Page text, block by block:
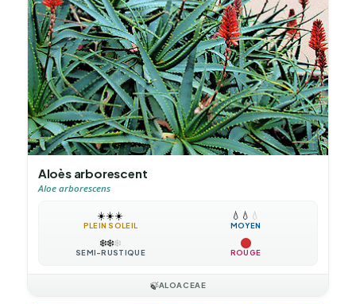
Aloès arborescent
Aloe arborescens
☀️☀️☀️
PLEIN SOLEIL
💧 💧 💧
MOYEN
❄️❄️❄️
SEMI-RUSTIQUE ROUGE
🍃ALOACEAE